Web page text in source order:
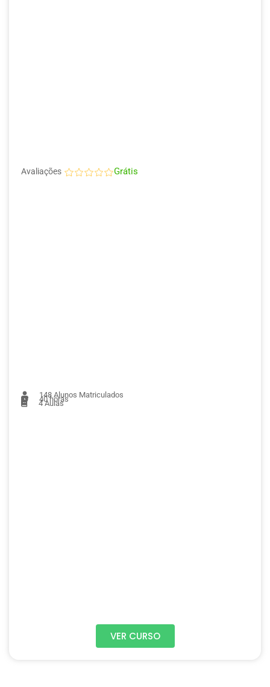
Avaliações Grátis
148 Alunos Matriculados
40 horas
4Aulas
VER CURSO